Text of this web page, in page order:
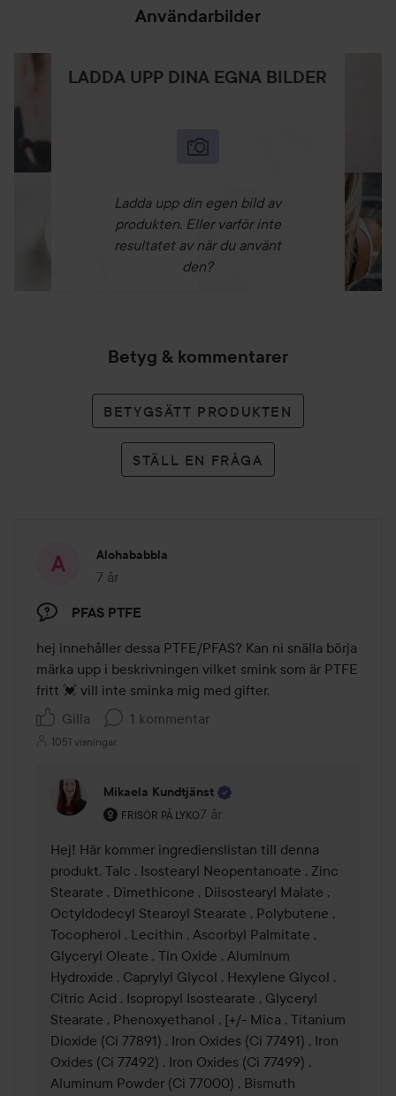
Användarbilder
LADDA UPP DINA EGNA BILDER
Ladda upp din egen bild av
produkten. Eller varför inte
resultatet av när du använt
den?
Betyg & kommentarer
BETYGSÄTT PRODUKTEN
STÄLL EN FRÅGA
Alohababbla
7 år
Inlägget skapades 7 år
PFAS PTFE
hej innehåller dessa PTFE/PFAS? Kan ni snälla börja
märka upp i beskrivningen vilket smink som är PTFE
fritt 💓 vill inte sminka mig med gifter.
Gilla
1 kommentar
1051 visningar
Mikaela Kundtjänst
FRISÖR PÅ LYKO
Användarens roll: Frisör på Lyko.
7 år
Kommentaren lades 7 år
Hej! Här kommer ingredienslistan till denna
produkt. Talc , Isostearyl Neopentanoate , Zinc
Stearate , Dimethicone , Diisostearyl Malate ,
Octyldodecyl Stearoyl Stearate , Polybutene ,
Tocopherol , Lecithin , Ascorbyl Palmitate ,
Glyceryl Oleate , Tin Oxide , Aluminum
Hydroxide , Caprylyl Glycol , Hexylene Glycol ,
Citric Acid , Isopropyl Isostearate , Glyceryl
Stearate , Phenoxyethanol , [+/- Mica , Titanium
Dioxide (Ci 77891) , Iron Oxides (Ci 77491) , Iron
Oxides (Ci 77492) , Iron Oxides (Ci 77499) ,
Aluminum Powder (Ci 77000) , Bismuth